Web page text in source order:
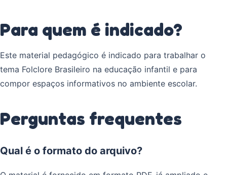
Para quem é indicado?
Este material pedagógico é indicado para trabalhar o
tema Folclore Brasileiro na educação infantil e para
compor espaços informativos no ambiente escolar.
Perguntas frequentes
Qual é o formato do arquivo?